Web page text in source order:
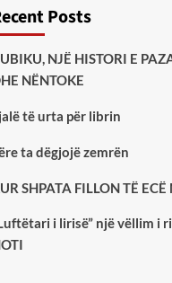
Posts
NJË HISTORI E
NËNTOKE
të urta për librin
ta dëgjojë zemrën
SHPATA FILLON TË ECË
i lirisë” një vëllim i